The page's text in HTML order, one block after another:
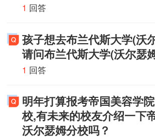
1 回答
孩子想去布兰代斯大学(沃
请问布兰代斯大学(沃尔瑟
1 回答
明年打算报考帝国美容学
校,有未来的校友介绍一下
沃尔瑟姆分校吗？